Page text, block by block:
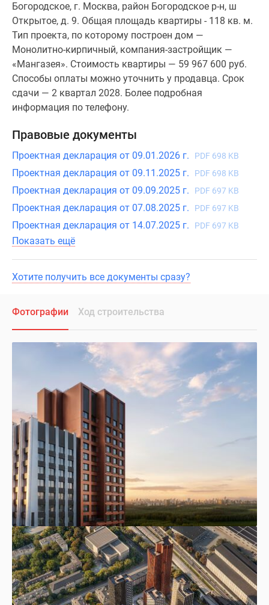
Богородское, г. Москва, район Богородское р-н, ш
Открытое, д. 9. Общая площадь квартиры - 118 кв. м.
Тип проекта, по которому построен дом —
Монолитно-кирпичный, компания-застройщик —
«Мангазея». Стоимость квартиры — 59 967 600 руб.
Способы оплаты можно уточнить у продавца. Срок
сдачи — 2 квартал 2028. Более подробная
информация по телефону.
Правовые документы
Проектная декларация от 09.01.2026 г. PDF 698 KB
Проектная декларация от 09.11.2025 г. PDF 698 KB
Проектная декларация от 09.09.2025 г. PDF 697 KB
Проектная декларация от 07.08.2025 г. PDF 697 KB
Проектная декларация от 14.07.2025 г. PDF 697 KB
Показать ещё
Хотите получить все документы сразу?
Фотографии Ход строительства